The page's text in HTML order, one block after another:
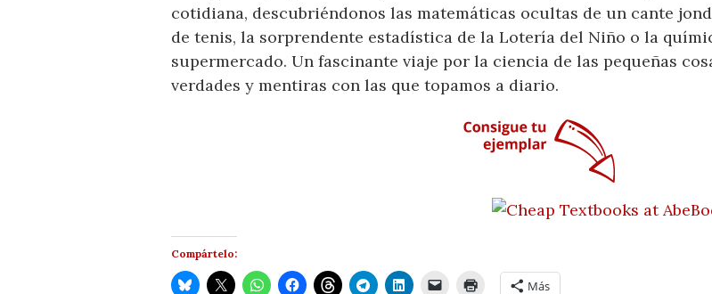
cotidiana, descubriéndonos las matemáticas ocultas de un cante
de tenis, la sorprendente estadística de la Lotería del Niño o la
supermercado. Un fascinante viaje por la ciencia de las pequeñas
verdades y mentiras con las que topamos a diario.
Compártelo:
Más